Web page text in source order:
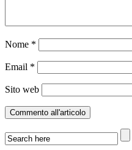
Nome *
Email *
Sito web